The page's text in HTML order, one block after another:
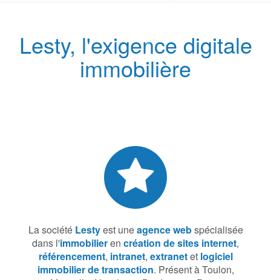
Lesty, l'exigence digitale
immobilière
La société Lestyest uneagence webspécialisée
dans l'immobilieren création de sites internet,
référencement, intranet, extranetet logiciel
immobilier de transaction. Présent à Toulon,